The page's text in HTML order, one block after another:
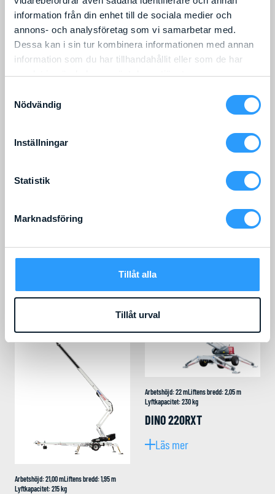
information från din enhet till de sociala medier och
annons- och analysföretag som vi samarbetar med.
Dessa kan i sin tur kombinera informationen med annan
information som du har tillhandahållit eller som de har
samlat in när du har använt deras tjänster.
Nödvändig
Inställningar
Statistik
Marknadsföring
Tillåt alla
Tillåt urval
Läs mer
Läs mer
Liftens bredd
DINO 180XTB II
Arbetshöjd:21,00mLiftens bredd:1,95m
Lyftkapacitet:215kg
Arbetshöjd:22mLiftens bredd:2,05m
Lyftkapacitet:230kg
DINO 220RXT
Läs mer